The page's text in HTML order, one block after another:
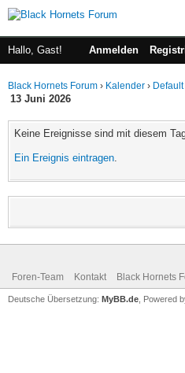
Hallo, Gast! Anmelden
Black Hornets Forum › Kalender ›
13 Juni 2026
Keine Ereignisse sind mit diesem
Ein Ereignis eintragen.
Foren-Team Kontakt Black Hornets
Deutsche Übersetzung: MyBB.de , Powered